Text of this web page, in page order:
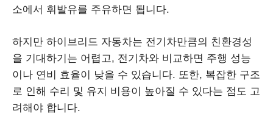
소에서 휘발유를 주유하면 됩니다.
하지만 하이브리드 자동차는 전기차만큼의 친환경성
을 기대하기는 어렵고, 전기차와 비교하면 주행 성능
이나 연비 효율이 낮을 수 있습니다. 또한, 복잡한 구조
로 인해 수리 및 유지 비용이 높아질 수 있다는 점도 고
려해야 합니다.